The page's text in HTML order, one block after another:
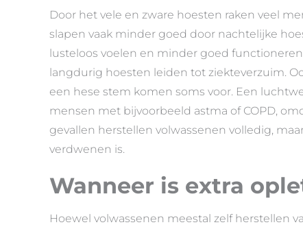
Door het vele en zware hoesten raken veel
slapen vaak minder goed door nachtelijke
lusteloos voelen en minder goed
langdurig hoesten leiden tot ziekteverzuim.
een hese stem komen soms voor. Een
mensen met bijvoorbeeld astma of COPD,
gevallen herstellen volwassenen volledig,
verdwenen is.
Wanneer is extra
Hoewel volwassenen meestal zelf herstellen